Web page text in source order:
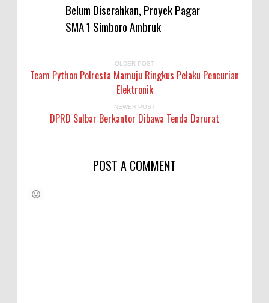
Belum Diserahkan, Proyek Pagar
SMA 1 Simboro Ambruk
OLDER POST
Team Python Polresta Mamuju Ringkus Pelaku Pencurian
Elektronik
NEWER POST
DPRD Sulbar Berkantor Dibawa Tenda Darurat
POST A COMMENT